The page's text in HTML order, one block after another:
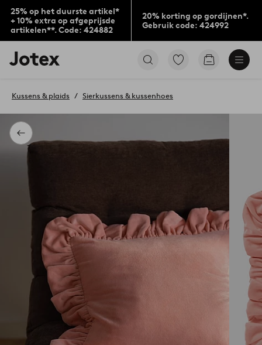
25% op het duurste artikel*
+ 10% extra op afgeprijsde
artikelen**. Code: 424882
20% korting op gordijnen*.
Gebruik code: 424992
Jotex
logo
to
home
page
Ga
Go
Terug
Kussens & plaids Sierkussens & kussenhoes